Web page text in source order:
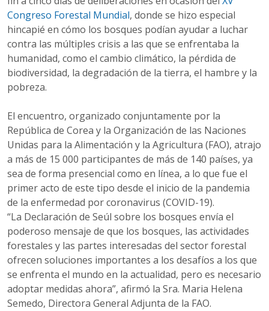
Congreso Forestal Mundial, donde se hizo especial
hincapié en cómo los bosques podían ayudar a luchar
contra las múltiples crisis a las que se enfrentaba la
humanidad, como el cambio climático, la pérdida de
biodiversidad, la degradación de la tierra, el hambre y la
pobreza.
El encuentro, organizado conjuntamente por la
República de Corea y la Organización de las Naciones
Unidas para la Alimentación y la Agricultura (FAO), atrajo
a más de 15 000 participantes de más de 140 países, ya
sea de forma presencial como en línea, a lo que fue el
primer acto de este tipo desde el inicio de la pandemia
de la enfermedad por coronavirus (COVID-19).
“La Declaración de Seúl sobre los bosques envía el
poderoso mensaje de que los bosques, las actividades
forestales y las partes interesadas del sector forestal
ofrecen soluciones importantes a los desafíos a los que
se enfrenta el mundo en la actualidad, pero es necesario
adoptar medidas ahora”, afirmó la Sra. Maria Helena
Semedo, Directora General Adjunta de la FAO.